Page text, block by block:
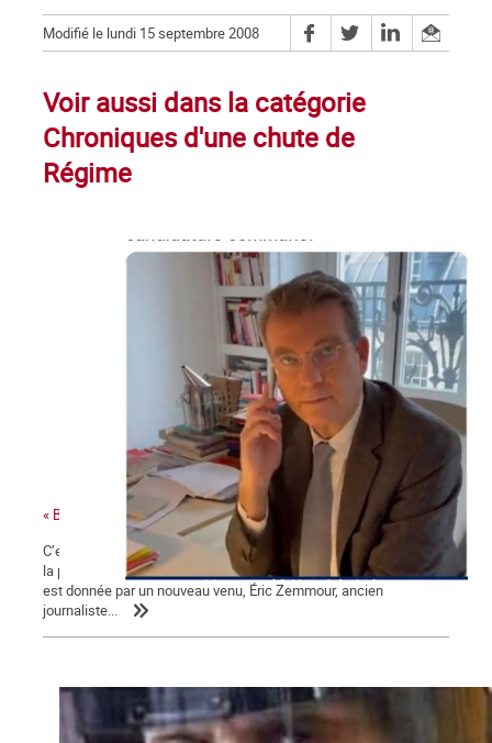
Modifié le lundi 15 septembre 2008
Voir aussi dans la catégorie
Chroniques d'une chute de
Régime
« Bonjour Jean-Luc, c’est Arnaud Montebourg »
C’est une campagne présidentielle encore plus nauséabonde que
la précédente. Une campagne « à droite toute » dont la mesure
est donnée par un nouveau venu, Éric Zemmour, ancien
journaliste...